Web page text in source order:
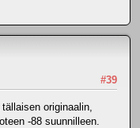
#39
originaalin,
-88 suunnilleen.